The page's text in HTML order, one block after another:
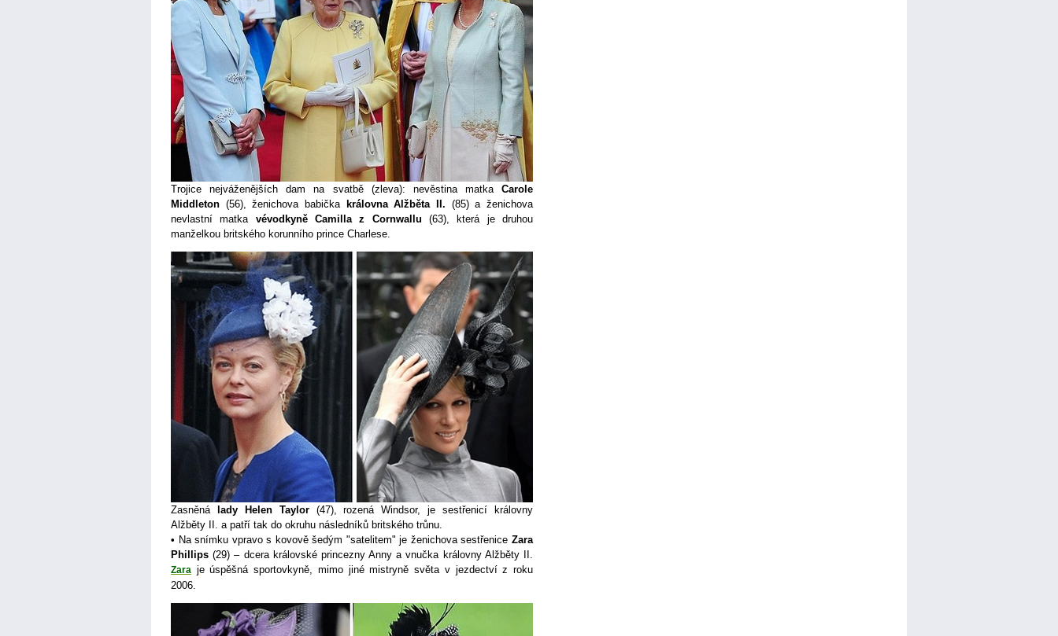
Trojice nejváženějších dam na svatbě (zleva): nevěstina matka Carole
Middleton (56), ženichova babička královna Alžběta II. (85) a ženichova
nevlastní matka vévodkyně Camilla z Cornwallu(63), která je druhou
manželkou britského korunního prince Charlese.
Zasněná lady Helen Taylor(47), rozená Windsor, je sestřenicí královny
Alžběty II. a patří tak do okruhu následníků britského trůnu.
• Na snímku vpravo s kovově šedým "satelitem" je ženichova sestřenice Zara
Phillips (29) – dcera královské princezny Anny a vnučka královny Alžběty II.
Zara je úspěšná sportovkyně, mimo jiné mistryně světa v jezdectví z roku
2006.